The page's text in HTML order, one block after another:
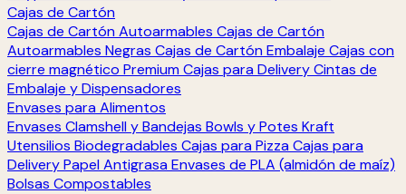
Cajas de Cartón
Cajas de Cartón Autoarmables Cajas de Cartón
Autoarmables Negras Cajas de Cartón Embalaje Cajas con
cierre magnético Premium Cajas para DeliveryCintas de
Embalaje y Dispensadores
Envases para Alimentos
Envases Clamshell y Bandejas Bowls y Potes Kraft
Utensilios Biodegradables Cajas para Pizza Cajas para
DeliveryPapel Antigrasa Envases de PLA (almidón de maíz)
Bolsas Compostables